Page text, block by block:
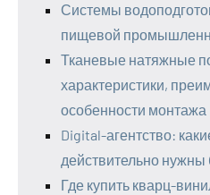
Системы
пищевой
Тканевые натяжные
характеристики,
особенности монтажа
Digital-агентство:
действительно нужны
Где купить кварц-